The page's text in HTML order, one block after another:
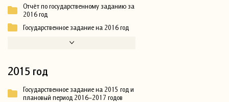
Отчёт по государственному заданию за
2016 год
Государственное задание на 2016 год
2015 год
Государственное задание на 2015 год и
плановый период 2016–2017 годов